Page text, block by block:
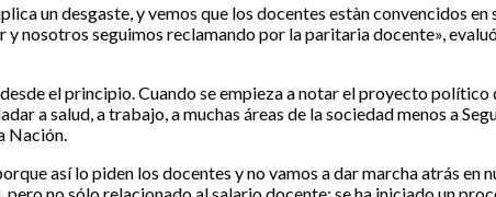
un desgaste, y vemos que los docentes estàn convencidos
nosotros seguimos reclamando por la paritaria docente»,
el principio. Cuando se empieza a notar el proyecto
a salud, a trabajo, a muchas áreas de la sociedad menos a
Nación.
así lo piden los docentes y no vamos a dar marcha atrás